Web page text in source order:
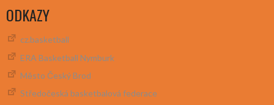
ODKAZY
cz.basketball
ERA Basketball Nymburk
Město Český Brod
Středočeská basketbalová federace